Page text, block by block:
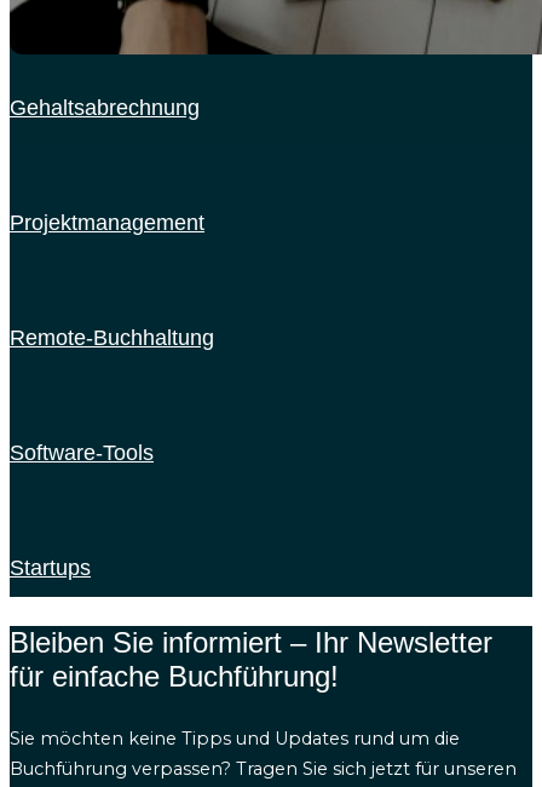
Gehaltsabrechnung
Projektmanagement
Remote-Buchhaltung
Software-Tools
Startups
Bleiben Sie informiert – Ihr Newsletter
für einfache Buchführung!
Sie möchten keine Tipps und Updates rund um die
Buchführung verpassen? Tragen Sie sich jetzt für unseren